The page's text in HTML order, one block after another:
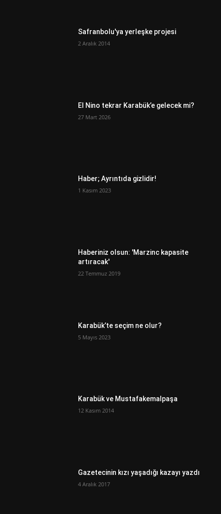
Safranbolu'ya yerleşke projesi
2 Aralık 2014
El Nino tekrar Karabük’e gelecek mi?
27 Mart 2026
Haber; Ayrıntıda gizlidir!
1 Kasım 2023
Haberiniz olsun: 'Marzinc kapasite
artıracak'
22 Temmuz 2019
Karabük’te seçim ne olur?
5 Mayıs 2023
Karabük ve Mustafakemalpaşa
12 Kasım 2014
Gazetecinin kızı yaşadığı kazayı yazdı
4 Aralık 2017